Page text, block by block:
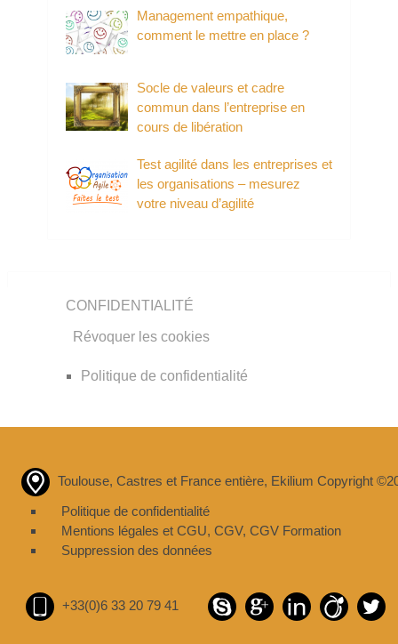
Management empathique,
comment le mettre en place ?
Socle de valeurs et cadre
commun dans l’entreprise en
cours de libération
Test agilité dans les entreprises et
les organisations – mesurez
votre niveau d’agilité
CONFIDENTIALITÉ
Révoquer les cookies
Politique de confidentialité
Toulouse, Castres et France entière, Ekilium Copyright
Politique de confidentialité
Mentions légales et CGU, CGV, CGV Formation
Suppression des données
+33(0)6 33 20 79 41